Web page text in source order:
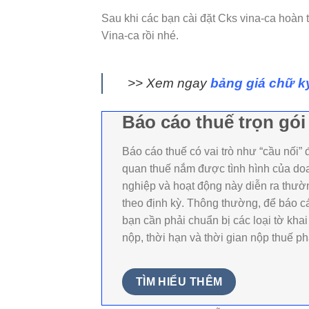
Sau khi các bạn cài đặt Cks vina-ca
Vina-ca rồi nhé.
>> Xem ngaybảng giá chữ
Báo cáo thuế trọn gói
Báo cáo thuế có vai trò như “cầu nối”
quan thuế nắm được tình hình của
nghiệp và hoạt động này diễn ra
theo định kỳ. Thông thường, để báo
bạn cần phải chuẩn bị các loại tờ
nộp, thời hạn và thời gian nộp thuế
TÌM HIỂU THÊM